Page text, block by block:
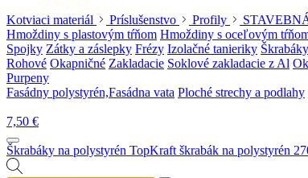
Kotviaci materiál
Príslušenstvo Profily
Hmoždiny s plastovým tŕňom Hmoždiny s oceľovým
Spojky Zátky a záslepky Frézy Izolačné tanieriky
Rohové Okapničné Zakladacie Soklové zakladacie z Al
Purpeny
Fasádny polystyrén,Fasádna vata Ploché strechy a podlahy
7,50 €
Škrabáky na polystyrén TopKraft škrabák na polystyrén